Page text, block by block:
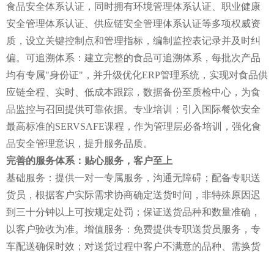
食品安全体系认证，同时拥有环境管理体系认证、职业健康
安全管理体系认证、供应链安全管理体系认证等多项权威资
质，设立关键控制点和管理指标，编制监控表记录并及时纠
偏。可追溯体系：建立完整的食品可追溯体系，每批次产品
均有专属"身份证"，并升级优化ERP管理系统，实现对食品供
应链全程、实时、低成本跟踪，数据备份至质检中心，为食
品监控与召回提供可靠依据。专业培训：引入国际餐饮安全
最高标准的SERVSAFE课程，作为管理层必备培训，强化食
品安全管理意识，提升服务品质。
完善的服务体系：贴心服务，客户至上
基础服务：提供一对一专属服务，沟通无障碍；配备专职送
货员，根据客户实际需求协商确定送货时间，非特殊原因迟
到三十分钟以上可按规定处罚；保证送货品种和数量准确，
以客户验收为准。增值服务：免费提供专职送货员服务，专
车配送确保时效；对送货过程中客户不满意的品种、需换货